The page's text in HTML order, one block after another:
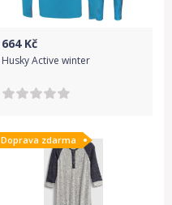
664Kč
Husky Active winter
Doprava zdarma